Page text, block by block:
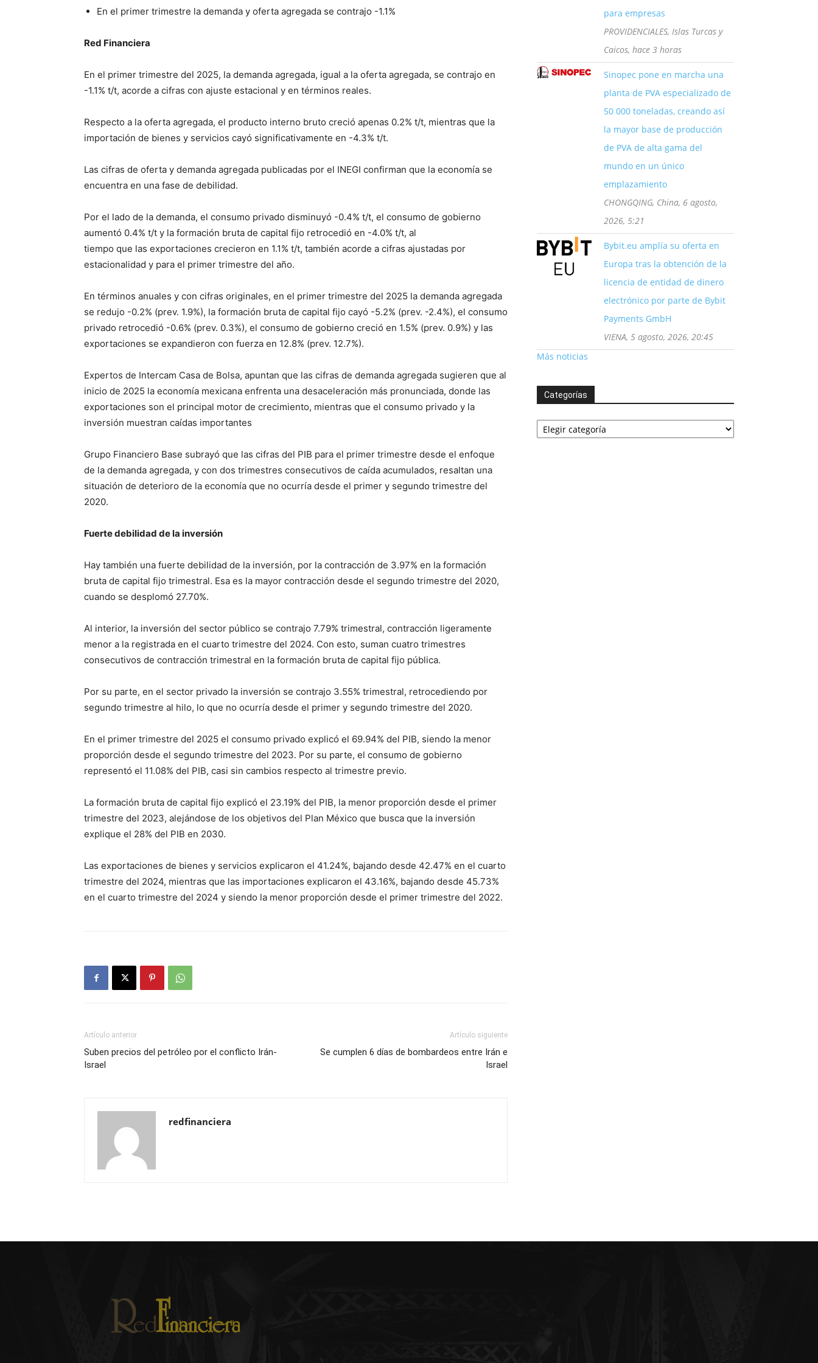
En el primer trimestre la demanda y oferta agregada se contrajo -1.1%
Red Financiera
En el primer trimestre del 2025, la demanda agregada, igual a la oferta agregada, se contrajo en
-1.1% t/t, acorde a cifras con ajuste estacional y en términos reales.
Respecto a la oferta agregada, el producto interno bruto creció apenas 0.2% t/t, mientras que la
importación de bienes y servicios cayó significativamente en -4.3% t/t.
Las cifras de oferta y demanda agregada publicadas por el INEGI confirman que la economía se
encuentra en una fase de debilidad.
Por el lado de la demanda, el consumo privado disminuyó -0.4% t/t, el consumo de gobierno
aumentó 0.4% t/t y la formación bruta de capital fijo retrocedió en -4.0% t/t, al
tiempo que las exportaciones crecieron en 1.1% t/t, también acorde a cifras ajustadas por
estacionalidad y para el primer trimestre del año.
En términos anuales y con cifras originales, en el primer trimestre del 2025 la demanda agregada
se redujo -0.2% (prev. 1.9%), la formación bruta de capital fijo cayó -5.2% (prev. -2.4%), el consumo
privado retrocedió -0.6% (prev. 0.3%), el consumo de gobierno creció en 1.5% (prev. 0.9%) y las
exportaciones se expandieron con fuerza en 12.8% (prev. 12.7%).
Expertos de Intercam Casa de Bolsa, apuntan que las cifras de demanda agregada sugieren que al
inicio de 2025 la economía mexicana enfrenta una desaceleración más pronunciada, donde las
exportaciones son el principal motor de crecimiento, mientras que el consumo privado y la
inversión muestran caídas importantes
Grupo Financiero Base subrayó que las cifras del PIB para el primer trimestre desde el enfoque
de la demanda agregada, y con dos trimestres consecutivos de caída acumulados, resaltan una
situación de deterioro de la economía que no ocurría desde el primer y segundo trimestre del
2020.
Fuerte debilidad de la inversión
Hay también una fuerte debilidad de la inversión, por la contracción de 3.97% en la formación
bruta de capital fijo trimestral. Esa es la mayor contracción desde el segundo trimestre del 2020,
cuando se desplomó 27.70%.
Al interior, la inversión del sector público se contrajo 7.79% trimestral, contracción ligeramente
menor a la registrada en el cuarto trimestre del 2024. Con esto, suman cuatro trimestres
consecutivos de contracción trimestral en la formación bruta de capital fijo pública.
Por su parte, en el sector privado la inversión se contrajo 3.55% trimestral, retrocediendo por
segundo trimestre al hilo, lo que no ocurría desde el primer y segundo trimestre del 2020.
En el primer trimestre del 2025 el consumo privado explicó el 69.94% del PIB, siendo la menor
proporción desde el segundo trimestre del 2023. Por su parte, el consumo de gobierno
representó el 11.08% del PIB, casi sin cambios respecto al trimestre previo.
La formación bruta de capital fijo explicó el 23.19% del PIB, la menor proporción desde el primer
trimestre del 2023, alejándose de los objetivos del Plan México que busca que la inversión
explique el 28% del PIB en 2030.
Las exportaciones de bienes y servicios explicaron el 41.24%, bajando desde 42.47% en el cuarto
trimestre del 2024, mientras que las importaciones explicaron el 43.16%, bajando desde 45.73%
en el cuarto trimestre del 2024 y siendo la menor proporción desde el primer trimestre del 2022.
Artículo anterior
Suben precios del petróleo por el conflicto Irán-
Israel
Artículo siguiente
Se cumplen 6 días de bombardeos entre Irán e
Israel
redfinanciera
para empresas
PROVIDENCIALES, Islas Turcas y
Caicos, hace 3 horas
Sinopec pone en marcha una
planta de PVA especializado de
50 000 toneladas, creando así
la mayor base de producción
de PVA de alta gama del
mundo en un único
emplazamiento
CHONGQING, China, 6 agosto,
2026, 5:21
Bybit.eu amplía su oferta en
Europa tras la obtención de la
licencia de entidad de dinero
electrónico por parte de Bybit
Payments GmbH
VIENA, 5 agosto, 2026, 20:45
Más noticias
Categorías
Categorías